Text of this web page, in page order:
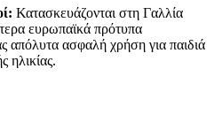
Κατασκευάζονται στη Γαλλία
ευρωπαϊκά πρότυπα
απόλυτα ασφαλή χρήση για παιδιά
ηλικίας.